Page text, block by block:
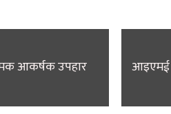
आकर्षक उपहार
आइएमई